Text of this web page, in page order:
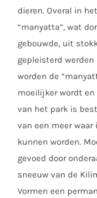
dieren. Overal in
“manyatta”, wat
gebouwde, uit
gepleisterd
worden de
moeilijker wordt en
van het park is
van een meer
kunnen worden.
gevoed door
sneeuw van de
Vormen een